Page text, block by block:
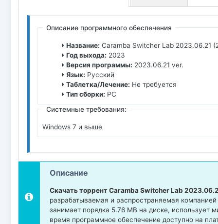
Описание программного обеспечения
Название: Caramba Switcher Lab 2023.06.21
Год выхода: 2023
Версия программы: 2023.06.21 ver.
Язык: Русский
Таблетка/Лечение: Не требуется
Тип сборки: PC
Системные требования:
Windows 7 и выше
Описание
Скачать торрент Caramba Switcher Lab
разрабатываемая и распространяемая
занимает порядка 5.76 MB на диске, использует
время программное обеспечение доступно на